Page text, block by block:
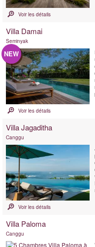
Voir les détails
Villa Damai
Seminyak
NEW
Voir les détails
Villa Jagaditha
Canggu
Voir les détails
Villa Paloma
Canggu